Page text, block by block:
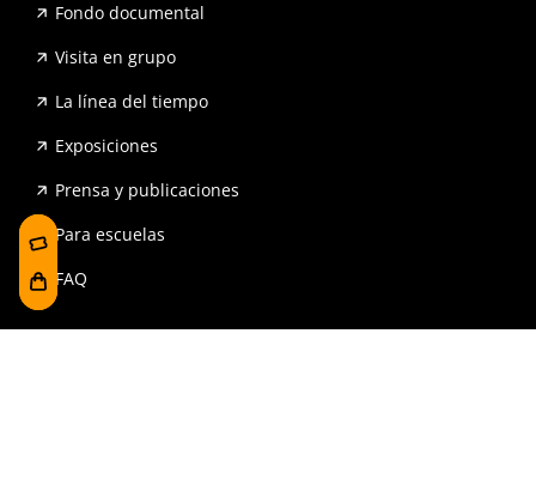
Fondo documental
Visita en grupo
La línea del tiempo
Exposiciones
Prensa y publicaciones
Para escuelas
FAQ